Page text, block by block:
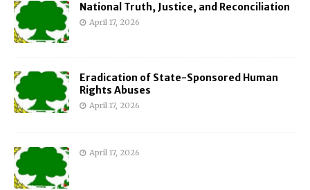
National Truth, Justice, and Reconciliation
April 17, 2026
Eradication of State-Sponsored Human
Rights Abuses
April 17, 2026
April 17, 2026